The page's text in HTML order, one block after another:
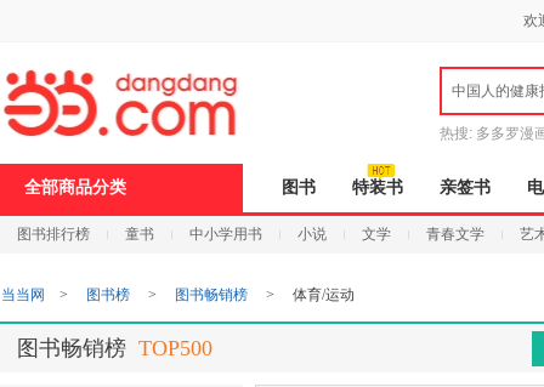
欢
中国人的健康
热搜: 多多罗漫
全部商品分类 图书 特装书 亲签书
图书排行榜 童书 中小学用书 小说 文学 青春文学 艺
打
开
无
障
页
加
当当网 > 图书榜 > 图书畅销榜 > 体育/运动
图书畅销榜 TOP500